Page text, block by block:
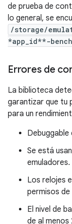
de prueba de
lo general, se
/storage/
*app_id**-
Errores de
La biblioteca
garantizar que tu
para un
Se está
emuladores.
Los relojes
permisos
El nivel de
de al menos